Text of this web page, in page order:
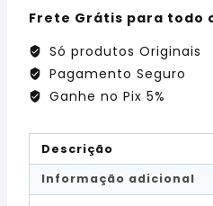
Frete Grátis para todo
Só produtos Originais
Pagamento Seguro
Ganhe no Pix 5%
Descrição
Informação adicional